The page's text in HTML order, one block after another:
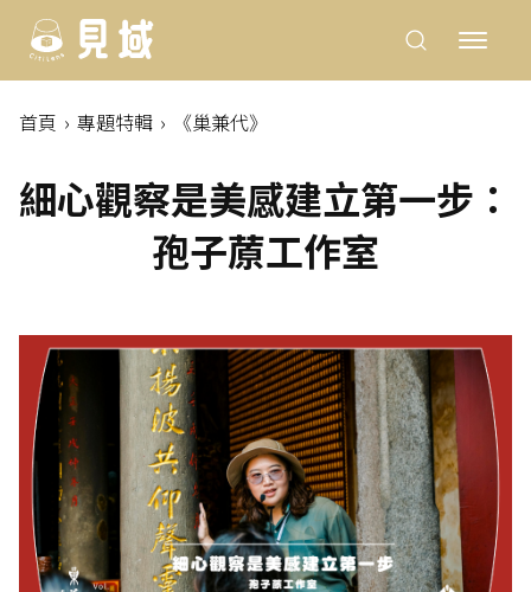
首頁 專題特輯 《巢兼代》
細心觀察是美感建立第一步：
孢子蒝工作室